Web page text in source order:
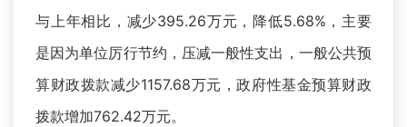
与上年相比，减少395.26万元，降低5.68%，主要
是因为单位厉行节约，压减一般性支出，一般公共预
算财政拨款减少1157.68万元，政府性基金预算财政
拨款增加762.42万元。